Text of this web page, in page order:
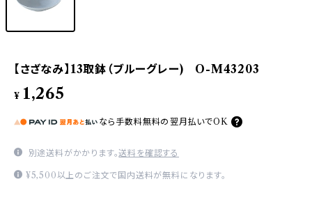
【さざなみ】13取鉢（ブルーグレー) O-M43203
¥ 1,265
なら 手数料無料の 翌月払いでOK
別途送料がかかります。送料を確認する
¥5,500以上のご注文で国内送料が無料になります。